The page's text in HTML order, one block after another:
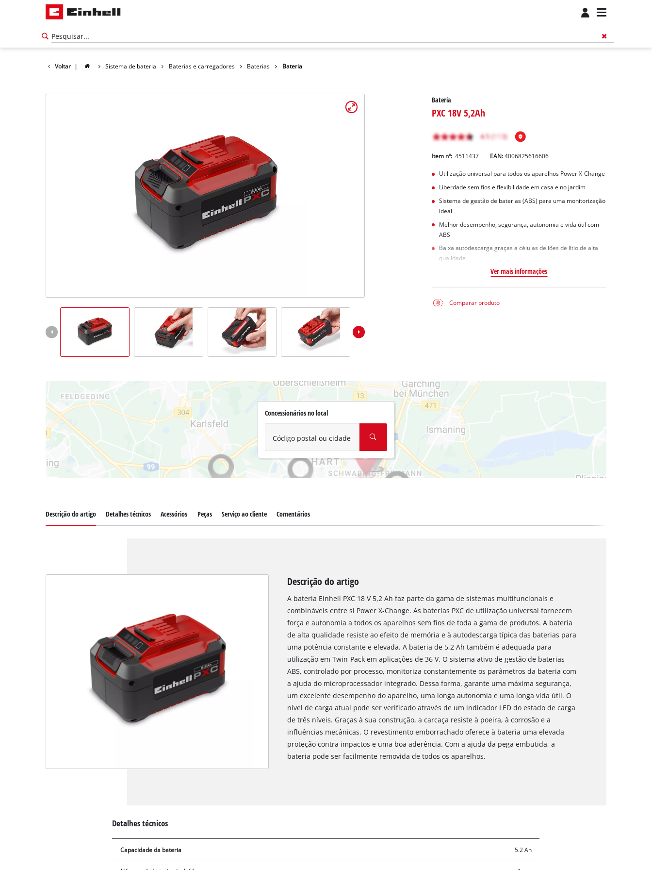
Voltar | Sistema de bateria Baterias e carregadores Baterias Bateria
Bateria
PXC 18V 5,2Ah
Item nº: 4511437 EAN:4006825616606
Utilização universal para todos os aparelhos Power X-Change
Liberdade sem fios e flexibilidade em casa e no jardim
Sistema de gestão de baterias (ABS) para uma monitorização
ideal
Melhor desempenho, segurança, autonomia e vida útil com
ABS
Baixa autodescarga graças a células de iões de lítio de alta
qualidade
Ver mais informações
Comparar produto
Concessionários no local
Código postal ou cidade
Descrição do artigo Detalhes técnicos Acessórios Peças Serviço ao cliente Comentários
Descrição do artigo
A bateria Einhell PXC 18 V 5,2 Ah faz parte da gama de sistemas multifuncionais e
combináveis entre si Power X-Change. As baterias PXC de utilização universal fornecem
força e autonomia a todos os aparelhos sem fios de toda a gama de produtos. A bateria
de alta qualidade resiste ao efeito de memória e à autodescarga típica das baterias para
uma potência constante e elevada. A bateria de 5,2 Ah também é adequada para
utilização em Twin-Pack em aplicações de 36 V. O sistema ativo de gestão de baterias
ABS, controlado por processo, monitoriza constantemente os parâmetros da bateria com
a ajuda do microprocessador integrado. Dessa forma, garante uma máxima segurança,
um excelente desempenho do aparelho, uma longa autonomia e uma longa vida útil. O
nível de carga atual pode ser verificado através de um indicador LED do estado de carga
de três níveis. Graças à sua construção, a carcaça resiste à poeira, à corrosão e a
influências mecânicas. O revestimento emborrachado oferece à bateria uma elevada
proteção contra impactos e uma boa aderência. Com a ajuda da pega embutida, a
bateria pode ser facilmente removida de todos os aparelhos.
Detalhes técnicos
Capacidade da bateria 5.2 Ah